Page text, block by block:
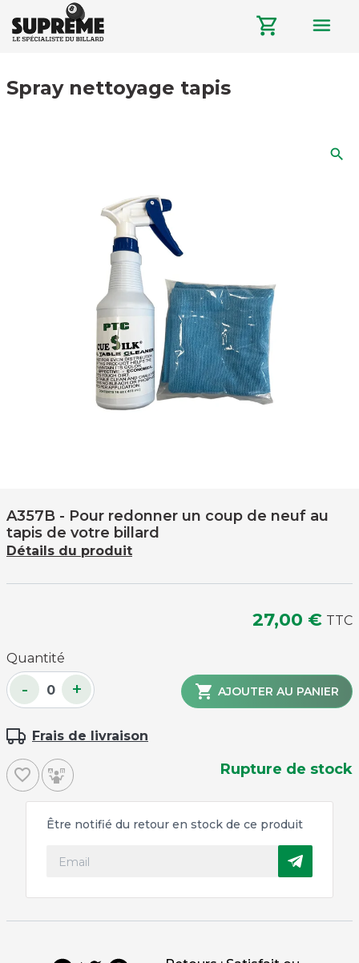
shopping_cart menu
Spray nettoyage tapis
search
A357B - Pour redonner un coup de neuf au
tapis de votre billard
Détails du produit
27,00 € TTC
Quantité
- +  AJOUTER AU PANIER
Frais de livraison
favorite_border Rupture de stock
Être notifié du retour en stock de ce produit